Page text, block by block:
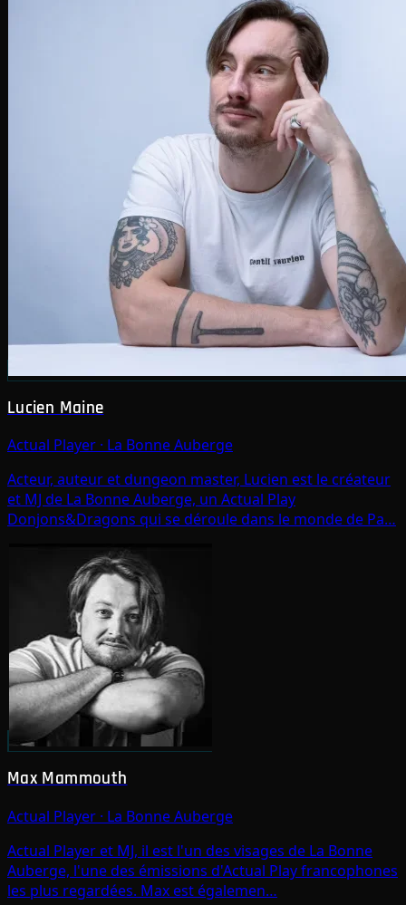
Lucien Maine
Actual Player · La Bonne Auberge
Acteur, auteur et dungeon master, Lucien est le créateur
et MJ de La Bonne Auberge, un Actual Play
Donjons&Dragons qui se déroule dans le monde de Pa…
Max Mammouth
Actual Player · La Bonne Auberge
Actual Player et MJ, il est l'un des visages de La Bonne
Auberge, l'une des émissions d'Actual Play francophones
les plus regardées. Max est égalemen…